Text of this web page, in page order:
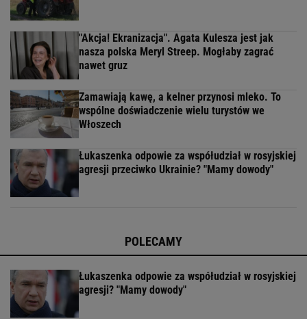
"Akcja! Ekranizacja". Agata Kulesza jest jak
nasza polska Meryl Streep. Mogłaby zagrać
nawet gruz
Zamawiają kawę, a kelner przynosi mleko. To
wspólne doświadczenie wielu turystów we
Włoszech
Łukaszenka odpowie za współudział w rosyjskiej
agresji przeciwko Ukrainie? "Mamy dowody"
POLECAMY
Łukaszenka odpowie za współudział w rosyjskiej
agresji? "Mamy dowody"